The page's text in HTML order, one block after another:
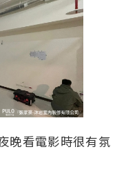
晚看電影時很有氛